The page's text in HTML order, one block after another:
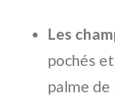
Les
pochés
palme